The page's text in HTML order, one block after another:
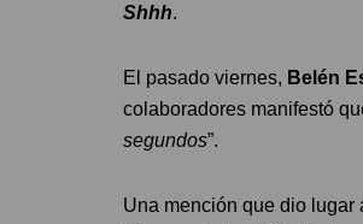
Shhh.
El pasado viernes, Belén
colaboradores manifestó
segundos”.
Una mención que dio